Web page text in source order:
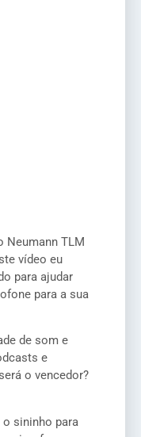
Neumann TLM
vídeo eu
para ajudar
para a sua
de som e
e
o vencedor?
o sininho para